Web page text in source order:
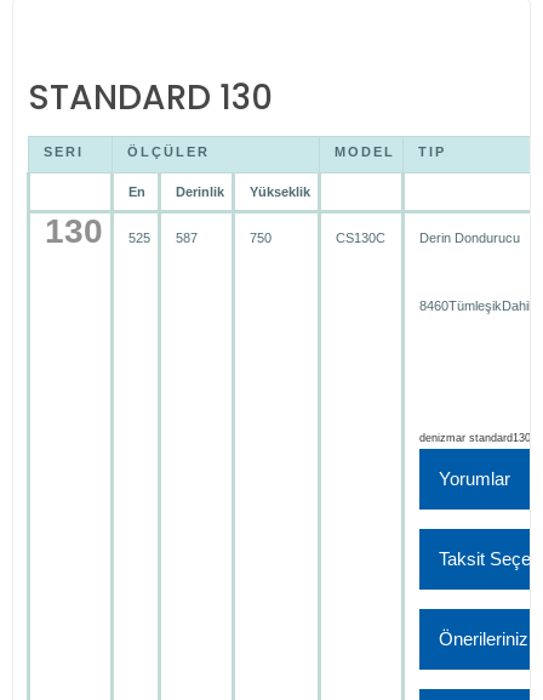
STANDARD 130
SERI ÖLÇÜLER MODEL TIP
En Derinlik Yükseklik
130 525 587 750 CS130C Derin Dondurucu
8460TümleşikDahili
denizmar
Yorumlar
Taksit
Önerileriniz